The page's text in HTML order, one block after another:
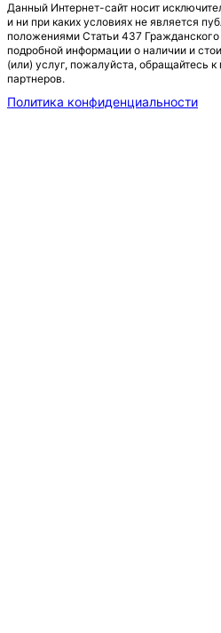
Данный Интернет-сайт носит
и ни при каких условиях не является
положениями Статьи 437
подробной информации о наличии и
(или) услуг, пожалуйста, обращайтесь
партнеров.
Политика конфиденциальности